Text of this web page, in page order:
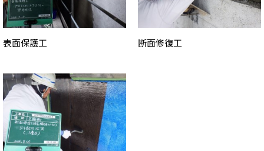
表面保護工 断面修復工